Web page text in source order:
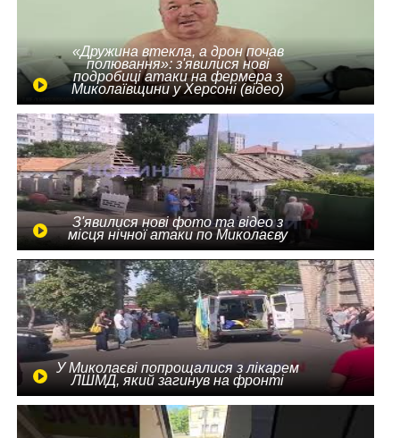
«Дружина втекла, а дрон почав
полювання»: з'явилися нові
подробиці атаки на фермера з
Миколаївщини у Херсоні (відео)
З'явилися нові фото та відео з
місця нічної атаки по Миколаєву
У Миколаєві попрощалися з лікарем
ЛШМД, який загинув на фронті